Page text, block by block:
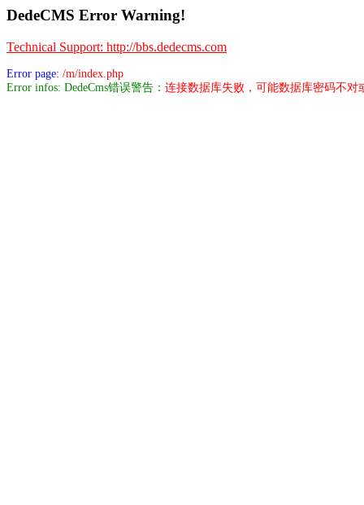
DedeCMS Error Warning!
Technical Support: http://bbs.dedecms.com
Error page: /m/index.php
Error infos: DedeCms错误警告： 连接数据库失败，可能数据库密码不对